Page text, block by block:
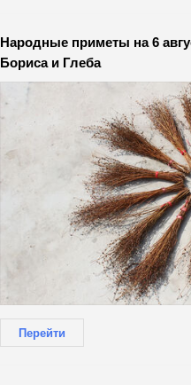
Народные приметы на 6
Бориса и Глеба
Перейти